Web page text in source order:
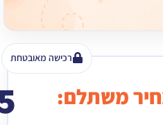
רכישה מאובטחת
₪ 15